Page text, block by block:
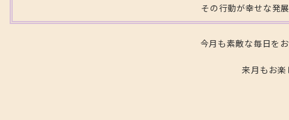
その行動が幸せな発
今月も素敵な毎日を
来月もお楽